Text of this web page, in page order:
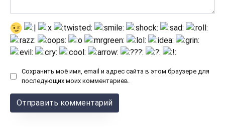
Сохранить моё имя, email и адрес сайта в этом браузере для
последующих моих комментариев.